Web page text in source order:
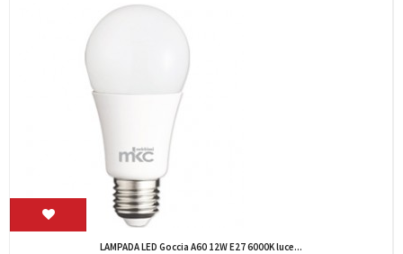
LAMPADA LED Goccia A60 12W E27 6000K luce...